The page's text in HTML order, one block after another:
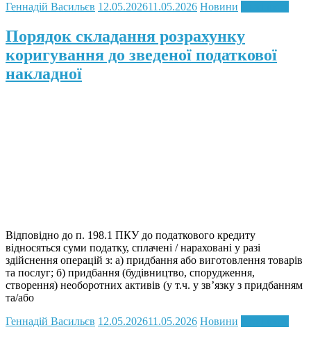
Геннадій Васильєв 12.05.202611.05.2026 Новини
Порядок складання розрахунку
коригування до зведеної податкової
накладної
Відповідно до п. 198.1 ПКУ до податкового кредиту
відносяться суми податку, сплачені / нараховані у разі
здійснення операцій з: а) придбання або виготовлення товарів
та послуг; б) придбання (будівництво, спорудження,
створення) необоротних активів (у т.ч. у зв’язку з придбанням
та/або
Геннадій Васильєв 12.05.202611.05.2026 Новини